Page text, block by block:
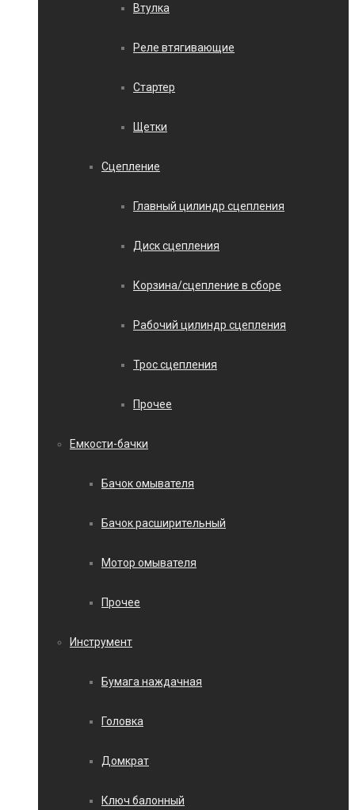
Втулка
Реле втягивающие
Стартер
Щетки
Сцепление
Главный цилиндр сцепления
Диск сцепления
Корзина/сцепление в сборе
Рабочий цилиндр сцепления
Трос сцепления
Прочее
Емкости-бачки
Бачок омывателя
Бачок расширительный
Мотор омывателя
Прочее
Инструмент
Бумага наждачная
Головка
Домкрат
Ключ балонный